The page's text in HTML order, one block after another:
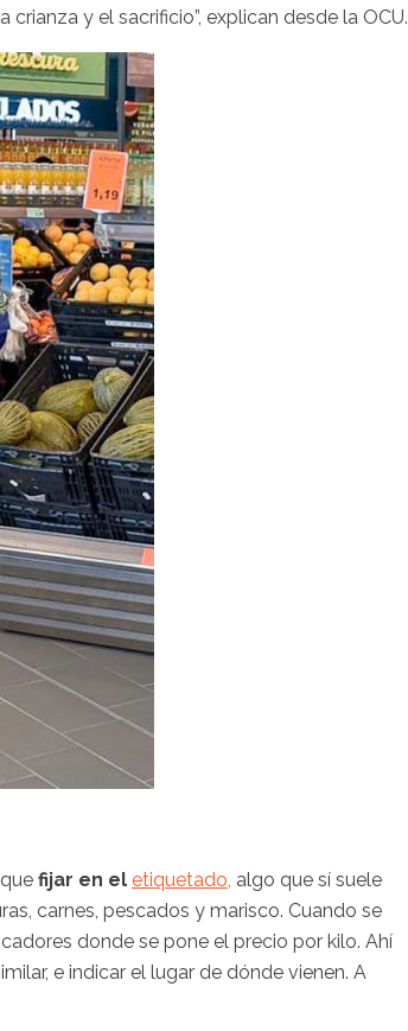
y el sacrificio”, explican desde la OCU.
fijar en el etiquetado, algo que sí suele
carnes, pescados y marisco. Cuando se
donde se pone el precio por kilo. Ahí
e indicar el lugar de dónde vienen. A